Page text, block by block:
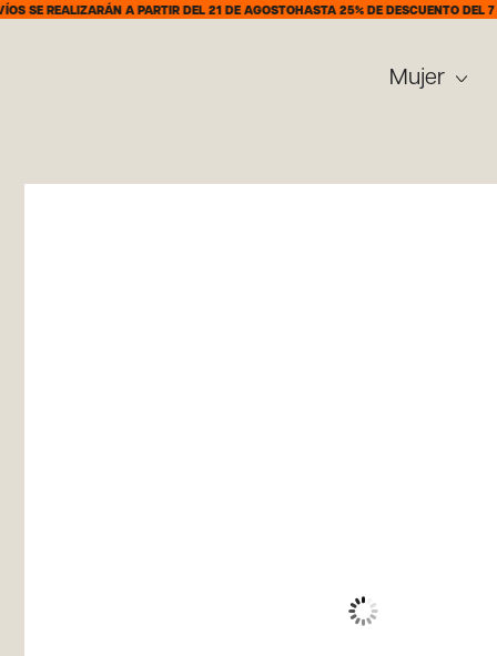
A PARTIR DEL 21 DE AGOSTOHASTA 25% DE DESCUENTO DEL 7 AL 31
Mujer